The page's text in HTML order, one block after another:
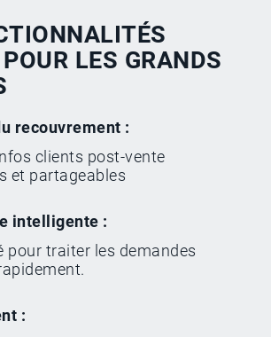
LES GRANDS
recouvrement :
clients post-vente
et partageables
intelligente :
pour traiter les demandes
: